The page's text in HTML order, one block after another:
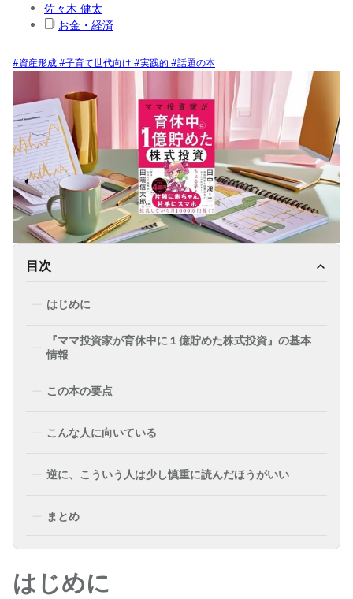
佐々木 健太
お金・経済
#資産形成#子育て世代向け #実践的 #話題の本
目次
はじめに
『ママ投資家が育休中に１億貯めた株式投資』の基本
情報
この本の要点
こんな人に向いている
逆に、こういう人は少し慎重に読んだほうがいい
まとめ
はじめに